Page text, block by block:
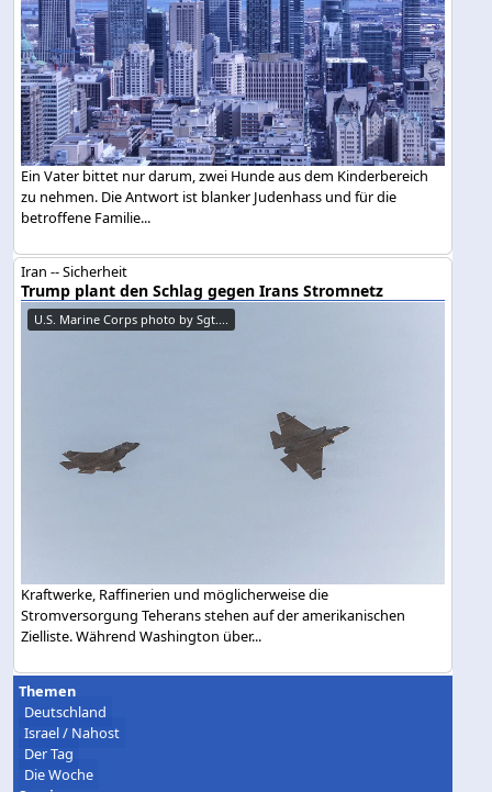
Ein Vater bittet nur darum, zwei Hunde aus dem Kinderbereich
zu nehmen. Die Antwort ist blanker Judenhass und für die
betroffene Familie...
Iran -- Sicherheit
Trump plant den Schlag gegen Irans Stromnetz
U.S. Marine Corps photo by Sgt....
Kraftwerke, Raffinerien und möglicherweise die
Stromversorgung Teherans stehen auf der amerikanischen
Zielliste. Während Washington über...
Themen
Deutschland
Israel / Nahost
Der Tag
Die Woche